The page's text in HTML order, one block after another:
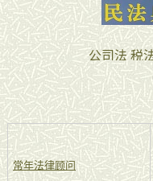
常年法律顾问